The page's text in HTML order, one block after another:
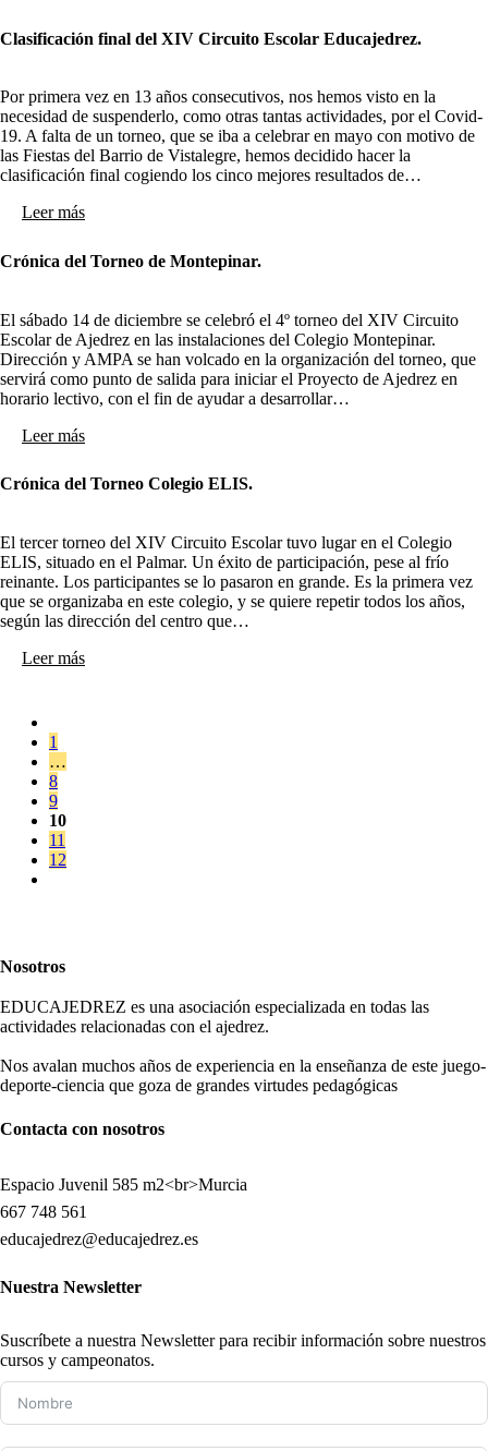
Clasificación final del XIV Circuito Escolar Educajedrez.
Por primera vez en 13 años consecutivos, nos hemos visto en la
necesidad de suspenderlo, como otras tantas actividades, por el Covid-
19. A falta de un torneo, que se iba a celebrar en mayo con motivo de
las Fiestas del Barrio de Vistalegre, hemos decidido hacer la
clasificación final cogiendo los cinco mejores resultados de…
Leer más
Crónica del Torneo de Montepinar.
El sábado 14 de diciembre se celebró el 4º torneo del XIV Circuito
Escolar de Ajedrez en las instalaciones del Colegio Montepinar.
Dirección y AMPA se han volcado en la organización del torneo, que
servirá como punto de salida para iniciar el Proyecto de Ajedrez en
horario lectivo, con el fin de ayudar a desarrollar…
Leer más
Crónica del Torneo Colegio ELIS.
El tercer torneo del XIV Circuito Escolar tuvo lugar en el Colegio
ELIS, situado en el Palmar. Un éxito de participación, pese al frío
reinante. Los participantes se lo pasaron en grande. Es la primera vez
que se organizaba en este colegio, y se quiere repetir todos los años,
según las dirección del centro que…
Leer más
1
…
8
9
10
11
12
Nosotros
EDUCAJEDREZ es una asociación especializada en todas las
actividades relacionadas con el ajedrez.
Nos avalan muchos años de experiencia en la enseñanza de este juego-
deporte-ciencia que goza de grandes virtudes pedagógicas
Contacta con nosotros
Espacio Juvenil 585 m2<br>Murcia
667 748 561
educajedrez@educajedrez.es
Nuestra Newsletter
Suscríbete a nuestra Newsletter para recibir información sobre nuestros
cursos y campeonatos.